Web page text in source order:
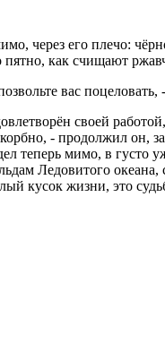
через его плечо:
пятно, как счищают
вас
своей
- продолжил он,
теперь мимо, в
Ледовитого
кусок жизни, это